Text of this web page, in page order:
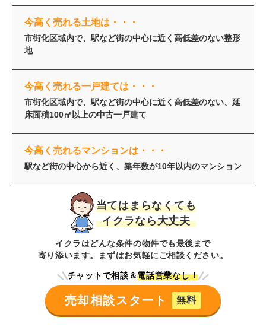
今高く売れる土地は・・・
市街化区域内で、駅など街の中心に近く高低差のない整形
地
今高く売れる一戸建ては・・・
市街化区域内で、駅など街の中心に近く高低差のない、延
床面積100㎡以上の中古一戸建て
今高く売れるマンションは・・・
駅など街の中心から近く、築年数が10年以内のマンション
当てはまらなくても
イクラなら大丈夫
イクラはどんな条件の物件でも最後まで
寄り添います。まずはお気軽にご相談ください。
チャットで相談＆電話営業なし！
売却相談スタート 無料